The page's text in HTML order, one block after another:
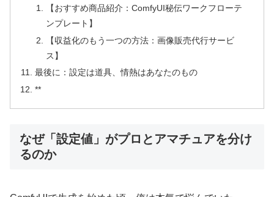
【おすすめ商品紹介：ComfyUI秘伝ワークフローテ
ンプレート】
【収益化のもう一つの方法：画像販売代行サービ
ス】
最後に：設定は道具、情熱はあなたのもの
**
なぜ「設定値」がプロとアマチュアを分け
るのか